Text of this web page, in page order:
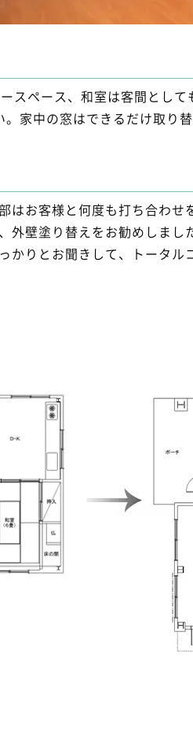
スペース、和室は客間として
家中の窓はできるだけ取り替
はお客様と何度も打ち合わせ
外壁塗り替えをお勧めしまし
かりとお聞きして、トータル